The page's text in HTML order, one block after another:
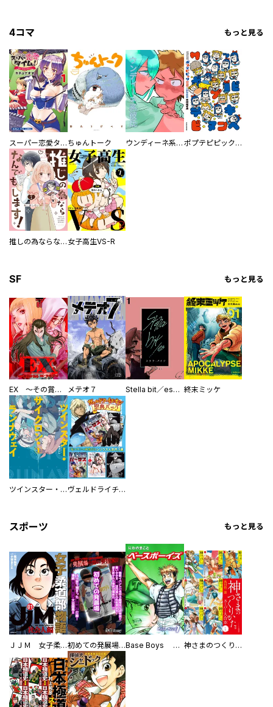
4コマ もっと見る
スーパー恋愛タイム！～現場でドＳな彼女は自宅でデレる～ ちゅんトーク ウンディーネ系彼氏 ポプテピピック SEASON EIGHT
推しの為ならなんでもします！ 女子高生VS-R
SF もっと見る
EX ～その賞金稼ぎは、世界の出口を探す～【単行本版】 メテオ７ Stella bit／es【単話版】 終末ミッケ
ツインスター・サイクロン・ランナウェイ ヴェルドライチオシ聖典パック 『転スラ』ミニ画集付き シリウス人気作３選
スポーツ もっと見る
ＪＪＭ 女子柔道部物語 社会人編 初めての発展場 【白抜き修正版】 Base Boys 新装版 神さまのつくりかた。スーパー大合本